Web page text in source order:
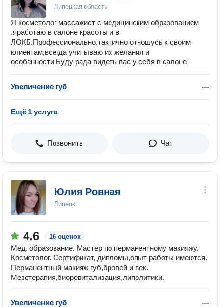
Липецкая область
Я косметолог массажист с медицинским образованием
.яработаю в салоне красоты и в
ЛОКБ.Профессионально,тактично отношусь к своим
клиентам,всегда учитываю их желания и
особенности.Буду рада видеть вас у себя в салоне
Увеличение губ —
Ещё 1 услуга
Позвонить Чат
Юлия Ровная
Липецк
4.6 16 оценок
Мед. образование. Мастер по перманентному макияжу.
Косметолог. Сертификат, дипломы,опыт работы имеются.
Перманентный макияж губ,бровей и век.
Мезотерапия,биоревитализация,липолитики.
Увеличение губ
—